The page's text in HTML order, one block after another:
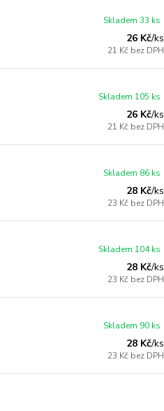
26 Kč/ks
21 Kč bez DPH
Skladem 33 ks
26 Kč/ks
21 Kč bez DPH
Skladem 105 ks
28 Kč/ks
23 Kč bez DPH
Skladem 86 ks
28 Kč/ks
23 Kč bez DPH
Skladem 104 ks
28 Kč/ks
23 Kč bez DPH
Skladem 90 ks